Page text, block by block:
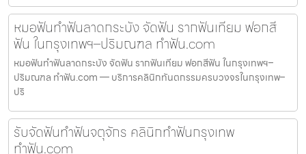
หมอฟันทำฟันลาดกระบัง จัดฟัน รากฟันเทียม ฟอกสี
ฟัน ในกรุงเทพฯ–ปริมณฑล ทำฟัน.com
หมอฟันทำฟันลาดกระบัง จัดฟัน รากฟันเทียม ฟอกสีฟัน ในกรุงเทพฯ–
ปริมณฑล ทำฟัน.com — บริการคลินิกทันตกรรมครบวงจรในกรุงเทพ–
ปริ
รับจัดฟันทำฟันจตุจักร คลินิกทำฟันกรุงเทพ
ทำฟัน.com